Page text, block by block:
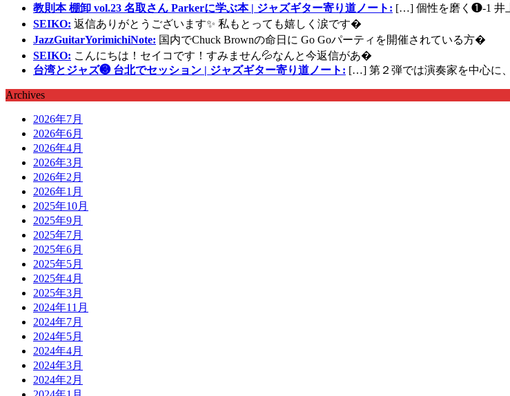
教則本 棚卸 vol.23 名取さん Parkerに学ぶ本 | ジャズギター寄り道ノート: […] 個性を磨く❶-1 井
SEIKO: 返信ありがとうございます✨ 私もとっても嬉しく涙です�
JazzGuitarYorimichiNote: 国内でChuck Brownの命日に Go Goパーティを開催されている方�
SEIKO: こんにちは！セイコです！すみません💦なんと今返信があ�
台湾とジャズ❸ 台北でセッション | ジャズギター寄り道ノート: […] 第２弾では演奏家を中心に
Archives
2026年7月
2026年6月
2026年4月
2026年3月
2026年2月
2026年1月
2025年10月
2025年9月
2025年7月
2025年6月
2025年5月
2025年4月
2025年3月
2024年11月
2024年7月
2024年5月
2024年4月
2024年3月
2024年2月